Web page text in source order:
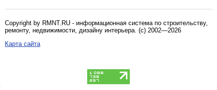
Copyright by RMNT.RU - информационная система по строительству,
ремонту, недвижимости, дизайну интерьера. (c) 2002—2026
Карта сайта